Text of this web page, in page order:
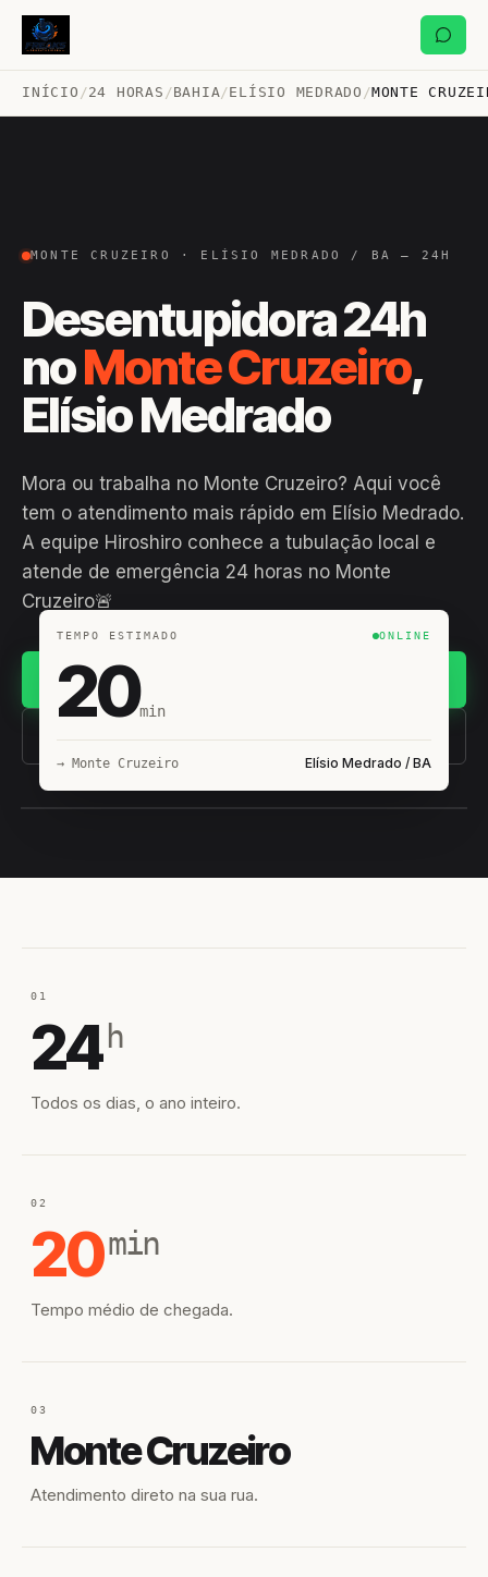
INÍCIO /24 HORAS /BAHIA/ELÍSIO MEDRADO /MONTE
MONTE CRUZEIRO · ELÍSIO MEDRADO / BA — 24H
Desentupidora 24h
noMonte Cruzeiro,
Elísio Medrado
Mora ou trabalha no Monte Cruzeiro? Aqui você
tem o atendimento mais rápido em Elísio Medrado.
A equipe Hiroshiro conhece a tubulação local e
atende de emergência 24 horas no Monte
Cruzeiro🚨
(11) 93407-8838
TEMPO ESTIMADO ONLINE
20min
→ Monte Cruzeiro Elísio Medrado / BA
01
24 h
Todos os dias, o ano inteiro.
02
20min
Tempo médio de chegada.
03
Monte Cruzeiro
Atendimento direto na sua rua.